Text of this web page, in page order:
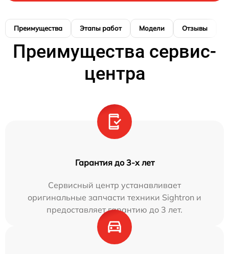
Преимущества Этапы работ Модели Отзывы
Преимущества сервис-
центра
Гарантия до 3-х лет
Сервисный центр устанавливает
оригинальные запчасти техники Sightron и
предоставляет гарантию до 3 лет.